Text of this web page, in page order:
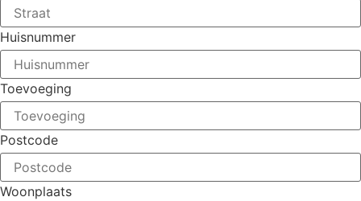
Huisnummer
Toevoeging
Postcode
Woonplaats